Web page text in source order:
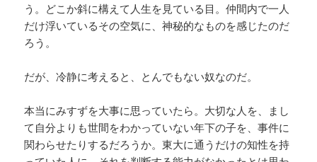
う。どこか斜に構えて人生を見ている目。仲間内で一人
だけ浮いているその空気に、神秘的なものを感じたのだ
ろう。
だが、冷静に考えると、とんでもない奴なのだ。
本当にみすずを大事に思っていたら。大切な人を、まし
て自分よりも世間をわかっていない年下の子を、事件に
関わらせたりするだろうか。東大に通うだけの知性を持